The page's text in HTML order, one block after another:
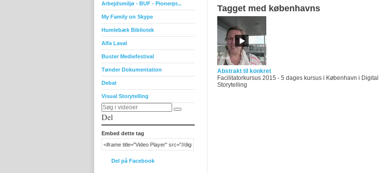
Arbejdsmiljø - BUF - Pionerpr...
My Family on Skype
Humlebæk Bibliotek
Alfa Laval
Buster Mediefestival
Tønder Dokumentation
Debat
Visual Storytelling
Del
Embed dette tag
Del på Facebook
Tagget med københavns
Abstrakt til konkret
Facilitatorkursus 2015 - 5 dages kursus i København i Digital
Storytelling